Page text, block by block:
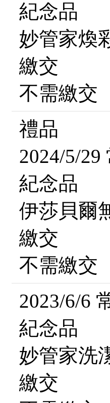
紀念品
妙管家煥
繳交
不需繳交
禮品
2024/5/29
紀念品
伊莎貝爾
繳交
不需繳交
2023/6/6
紀念品
妙管家洗
繳交